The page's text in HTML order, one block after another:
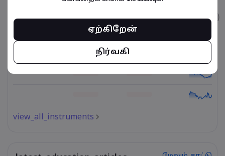
உடைமை விற்பனை வாங்குதல் கட்டணம் (%)
view_all_instruments
ஏற்கிறேன்
நிர்வகி